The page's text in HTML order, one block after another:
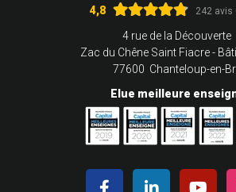
4,8 242 avis
4 rue de la Découverte
Zac du Chêne Saint Fiacre -
77600 Chanteloup-en-
Elue meilleure